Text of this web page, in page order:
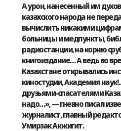
А урон, нанесенный им
казахского народа не
вычислить никакими
больницы и медпункты,
радиостанции, на корню
книгоиздание… А ведь во
Казахстане открывались
киностудии, Академия
друзьями-спасателями
надо…», — гневно писал
журналист, главный
Умирзак Акжигит.